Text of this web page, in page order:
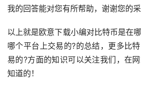
我的回答能对您有所帮助，谢谢您的
以上就是欧意下载小编对比特币是在
哪个平台上交易的?的总结，更多比
易的?方面的知识可以关注我们，在
知道的！